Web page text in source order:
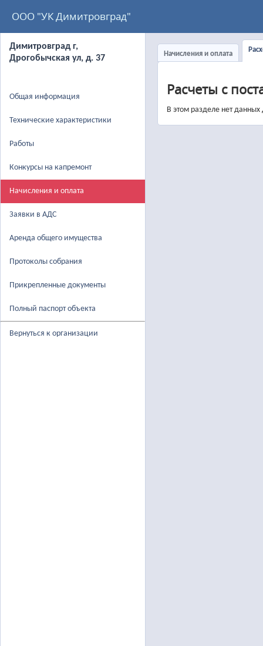
ООО "УК Димитровград"
Димитровград г,
Дрогобычская ул, д. 37
Общая информация
Технические характеристики
Работы
Конкурсы на капремонт
Начисления и оплата
Заявки в АДС
Аренда общего имущества
Протоколы собрания
Прикрепленные документы
Полный паспорт объекта
Вернуться к организации
Начисления и оплата
Расчеты с
В этом разделе нет